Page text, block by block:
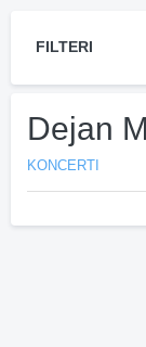
FILTERI
Dejan
KONCERTI